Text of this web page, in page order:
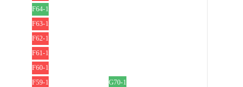
F64-1
F63-1
F62-1
F61-1
F60-1
F59-1
G70-1